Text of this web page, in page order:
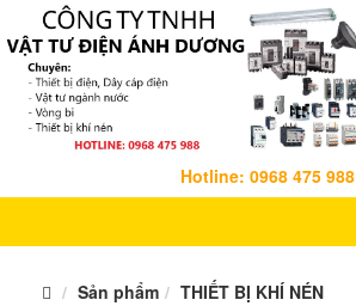
Hotline: 0968 475 988
Sản phẩm THIẾT BỊ KHÍ NÉN